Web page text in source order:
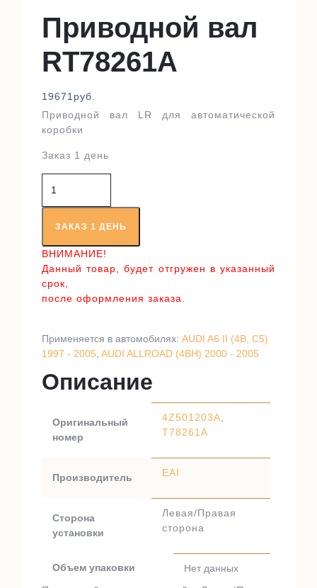
Приводной вал
RT78261A
19671 руб.
Приводной вал LR для автоматической
коробки
Заказ 1 день
товара
Приводной
валЗАКАЗ 1 ДЕНЬ
ВНИМАНИЕ!
Данный товар, будет отгружен в указанный
срок,
после оформления заказа.
Применяется в автомобилях: AUDI A6 II (4B, C5)
1997 - 2005 AUDI ALLROAD (4BH) 2000 - 2005
Описание
Оригинальный
номер
4Z501203A
T78261A
Производитель EAI
Сторона
установки
Левая/Правая
сторона
Объем упаковки
Нет данных